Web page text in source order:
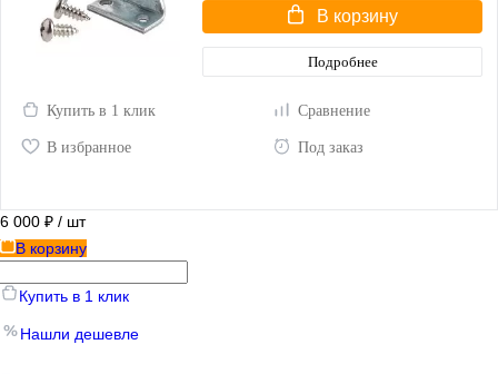
В корзину
Подробнее
Купить в 1 клик Сравнение
В избранное Под заказ
6 000 ₽ / шт
В корзину
Купить в 1 клик
Нашли дешевле